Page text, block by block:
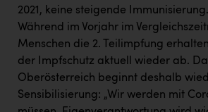
KEBA
KIWI Kinderwunsch Institut Dr. Loimer
KLIPP Frisör
Kleider Bauer
2021, keine steigende
Während im Vorjahr im
Menschen die 2. Teilimpfung
der Impfschutz aktuell wieder ab.
Oberösterreich beginnt deshalb
Sensibilisierung: „Wir werden mit